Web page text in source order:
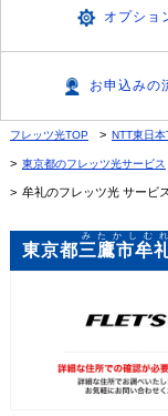
オプショ
お申込みの
フレッツ光TOP NTT東日
東京都のフレッツ光サービス
牟礼のフレッツ光 サービス
東京都三鷹市牟
みたかしむれ